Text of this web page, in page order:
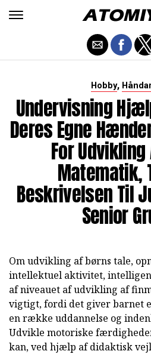
Hobby,
Undervisning
Deres Egne
For
Matematik,
Beskrivelsen Til
Senior
Om udvikling af børns tale,
intellektuel aktivitet,
af niveauet af udvikling af
vigtigt, fordi det giver barnet
en række uddannelse og
Udvikle motoriske
kan, ved hjælp af didaktisk